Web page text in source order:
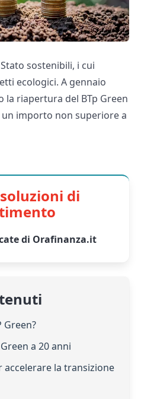
sostenibili, i cui
ecologici. A gennaio
la riapertura del BTp Green
importo non superiore a
di
di Orafinanza.it
Green?
a 20 anni
accelerare la transizione